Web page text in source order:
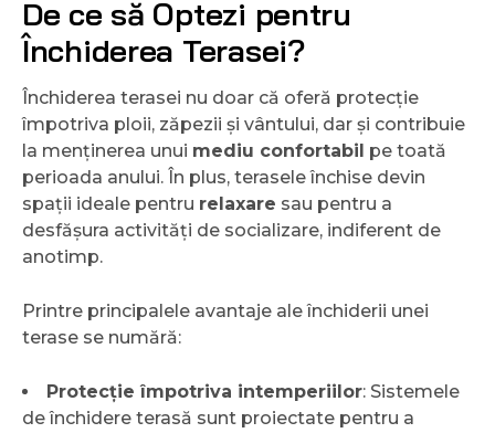
De ce să Optezi pentru
Închiderea Terasei?
Închiderea terasei nu doar că oferă protecție
împotriva ploii, zăpezii și vântului, dar și contribuie
la menținerea unui mediu confortabil pe toată
perioada anului. În plus, terasele închise devin
spații ideale pentru relaxare sau pentru a
desfășura activități de socializare, indiferent de
anotimp.
Printre principalele avantaje ale închiderii unei
terase se numără:
Protecție împotriva intemperiilor: Sistemele
de închidere terasă sunt proiectate pentru a